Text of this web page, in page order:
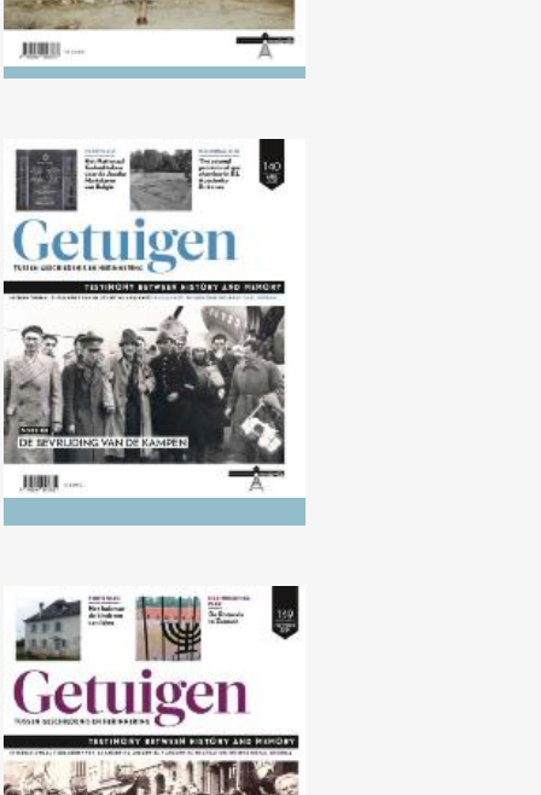
Nr. 140 (04/2025) De Bevrijding
van de kampen
Nr. 139 (10/2024) De Bevrijding